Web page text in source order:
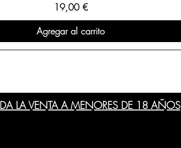
Precio
19,00 €
Agregar al carrito
LA VENTA A MENORES DE 18 AÑOS